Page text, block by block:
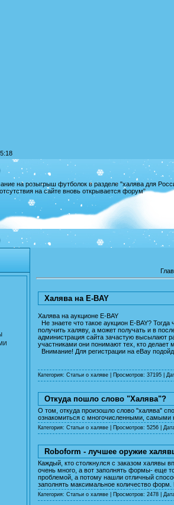
на розыгрыш футболок в разделе "халява для
на сайте вновь открывается форум"
Халява на E-BAY
Халява на аукционе E-BAY
Не знаете что такое аукцион E-BAY?
получить халяву, а может получать и в
администрация сайта зачастую высылают
участниками они понимают тех, кто делает
Внимание! Для регистрации на eBay
Категория: Статьи о халяве | Просмотров: 37195 |
Откуда пошло слово "Халява"?
О том, откуда произошло слово "халява"
ознакомиться с многочисленными, самыми
Категория: Статьи о халяве | Просмотров: 5256 |
Roboform - лучшее оружие
Каждый, кто столкнулся с заказом халявы
очень много, а вот заполнять формы- еще
проблемой, а потому нашли отличный
заполнять максимальное количество
Категория: Статьи о халяве | Просмотров: 2478 |